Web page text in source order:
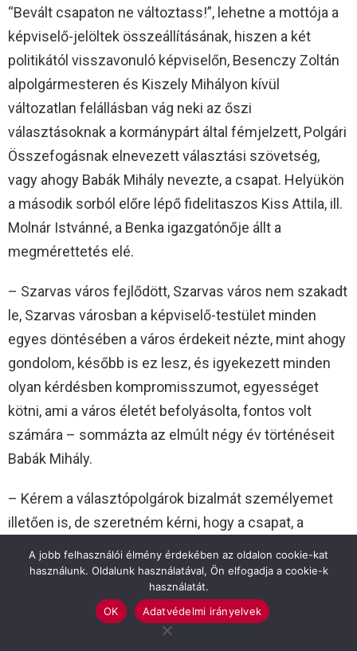
“Bevált csapaton ne változtass!”, lehetne a mottója a
képviselő-jelöltek összeállításának, hiszen a két
politikától visszavonuló képviselőn, Besenczy Zoltán
alpolgármesteren és Kiszely Mihályon kívül
változatlan felállásban vág neki az őszi
választásoknak a kormánypárt által fémjelzett, Polgári
Összefogásnak elnevezett választási szövetség,
vagy ahogy Babák Mihály nevezte, a csapat. Helyükön
a második sorból előre lépő fidelitaszos Kiss Attila, ill.
Molnár Istvánné, a Benka igazgatónője állt a
megmérettetés elé.
– Szarvas város fejlődött, Szarvas város nem szakadt
le, Szarvas városban a képviselő-testület minden
egyes döntésében a város érdekeit nézte, mint ahogy
gondolom, később is ez lesz, és igyekezett minden
olyan kérdésben kompromisszumot, egyességet
kötni, ami a város életét befolyásolta, fontos volt
számára – sommázta az elmúlt négy év történéseit
Babák Mihály.
– Kérem a választópolgárok bizalmát személyemet
illetően is, de szeretném kérni, hogy a csapat, a
csapatom tagjait is hasonló módon támogassák. Azt
hiszem, hogy ez a támogatás a záloga annak, hogy
eredményes és sikeres évet tudjunk majd a ciklus
végén magunk mögött és be tudjunk majd ismételten
A jobb felhasználói élmény érdekében az oldalon cookie-kat
használunk. Oldalunk használatával, Ön elfogadja a cookie-k
használatát.
OK
Adatvédelmi irányelvek